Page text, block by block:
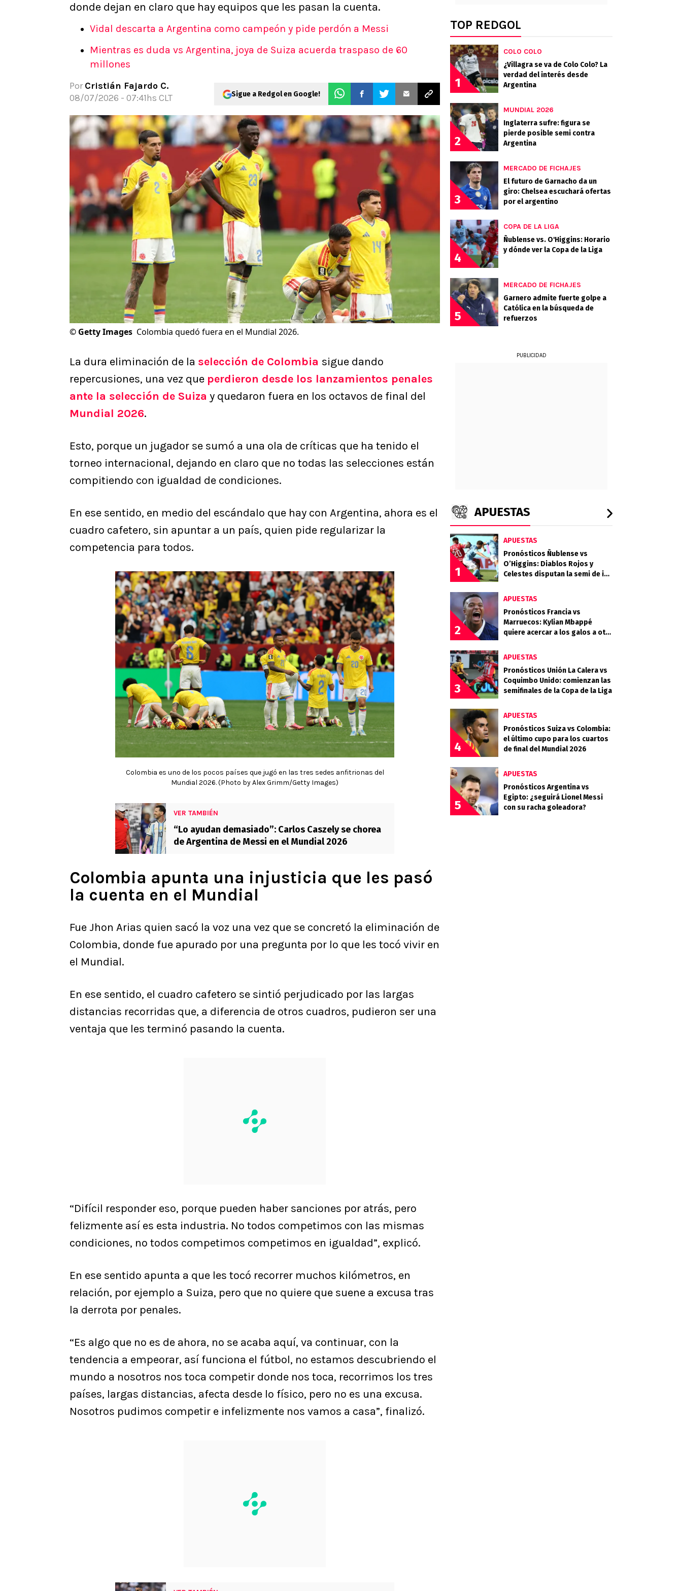
Apuesta del día
Apuestas Mundial 2026
donde dejan en claro que hay equipos que les pasan la cuenta.
Vidal descarta a Argentina como campeón y pide perdón a Messi
Mientras es duda vs Argentina, joya de Suiza acuerda traspaso de 60
millones
Por Cristián Fajardo C.
08/07/2026 - 07:41hs CLT
Sigue a Redgol en Google!
© Getty Images Colombia quedó fuera en el Mundial 2026.
La dura eliminación de la selección de Colombia sigue dando
repercusiones, una vez que perdieron desde los lanzamientos penales
ante la selección de Suiza y quedaron fuera en los octavos de final del
Mundial 2026.
Esto, porque un jugador se sumó a una ola de críticas que ha tenido el
torneo internacional, dejando en claro que no todas las selecciones están
compitiendo con igualdad de condiciones.
En ese sentido, en medio del escándalo que hay con Argentina, ahora es el
cuadro cafetero, sin apuntar a un país, quien pide regularizar la
competencia para todos.
Colombia es uno de los pocos países que jugó en las tres sedes anfitrionas del
Mundial 2026. (Photo by Alex Grimm/Getty Images)
VER TAMBIÉN
“Lo ayudan demasiado”: Carlos Caszely se chorea
de Argentina de Messi en el Mundial 2026
Colombia apunta una injusticia que les pasó
la cuenta en el Mundial
Fue Jhon Arias quien sacó la voz una vez que se concretó la eliminación de
Colombia, donde fue apurado por una pregunta por lo que les tocó vivir en
el Mundial.
En ese sentido, el cuadro cafetero se sintió perjudicado por las largas
distancias recorridas que, a diferencia de otros cuadros, pudieron ser una
ventaja que les terminó pasando la cuenta.
“Difícil responder eso, porque pueden haber sanciones por atrás, pero
felizmente así es esta industria. No todos competimos con las mismas
condiciones, no todos competimos competimos en igualdad”, explicó.
En ese sentido apunta a que les tocó recorrer muchos kilómetros, en
relación, por ejemplo a Suiza, pero que no quiere que suene a excusa tras
la derrota por penales.
“Es algo que no es de ahora, no se acaba aquí, va continuar, con la
tendencia a empeorar, así funciona el fútbol, no estamos descubriendo el
mundo a nosotros nos toca competir donde nos toca, recorrimos los tres
países, largas distancias, afecta desde lo físico, pero no es una excusa.
Nosotros pudimos competir e infelizmente nos vamos a casa”, finalizó.
TOP REDGOL
1
COLO COLO
¿Villagra se va de Colo Colo? La
verdad del interés desde
Argentina
2
MUNDIAL 2026
Inglaterra sufre: figura se
pierde posible semi contra
Argentina
3
MERCADO DE FICHAJES
El futuro de Garnacho da un
giro: Chelsea escuchará ofertas
por el argentino
4
COPA DE LA LIGA
Ñublense vs. O'Higgins: Horario
y dónde ver la Copa de la Liga
5
MERCADO DE FICHAJES
Garnero admite fuerte golpe a
Católica en la búsqueda de
refuerzos
PUBLICIDAD
APUESTAS
1
APUESTAS
Pronósticos Ñublense vs
O’Higgins: Diablos Rojos y
Celestes disputan la semi de ida
2
APUESTAS
Pronósticos Francia vs
Marruecos: Kylian Mbappé
quiere acercar a los galos a otra
3
APUESTAS
Pronósticos Unión La Calera vs
Coquimbo Unido: comienzan las
semifinales de la Copa de la Liga
4
APUESTAS
Pronósticos Suiza vs Colombia:
el último cupo para los cuartos
de final del Mundial 2026
5
APUESTAS
Pronósticos Argentina vs
Egipto: ¿seguirá Lionel Messi
con su racha goleadora?